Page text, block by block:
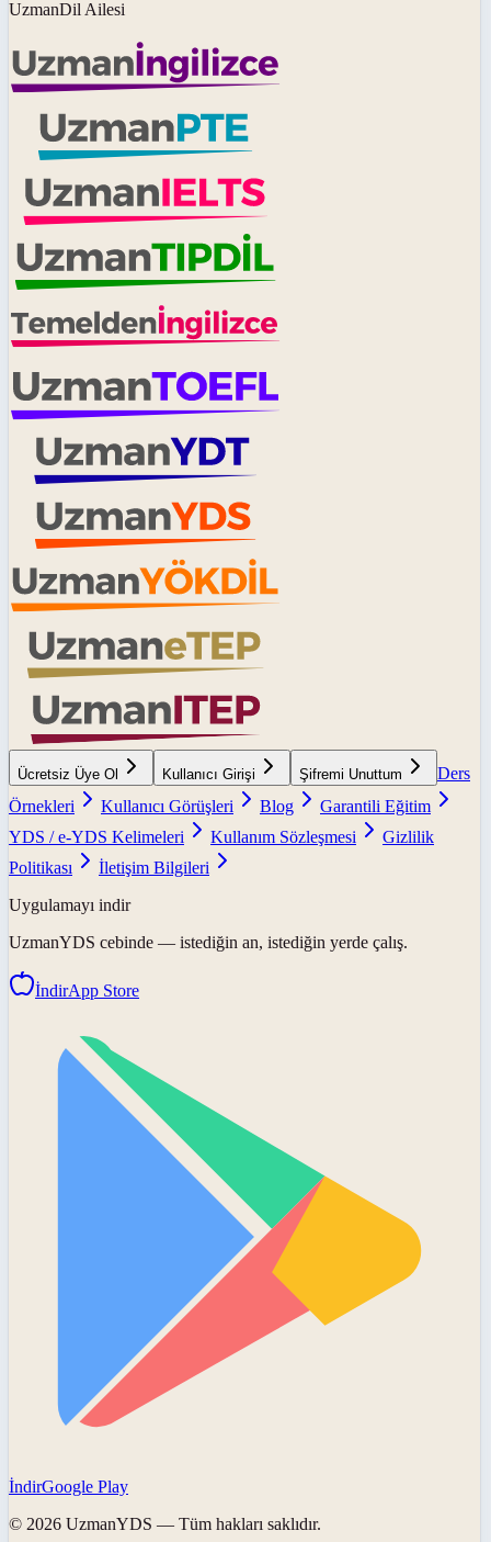
UzmanDil Ailesi
Ücretsiz Üye Ol Kullanıcı Girişi Şifremi Unuttum
Ders
Örnekleri
Kullanıcı Görüşleri Blog
Garantili Eğitim
YDS / e-YDS Kelimeleri
Kullanım Sözleşmesi
Gizlilik
Politikası
İletişim Bilgileri
Uygulamayı indir
UzmanYDS cebinde — istediğin an, istediğin yerde çalış.
İndirApp Store
İndirGoogle Play
© 2026 UzmanYDS — Tüm hakları saklıdır.